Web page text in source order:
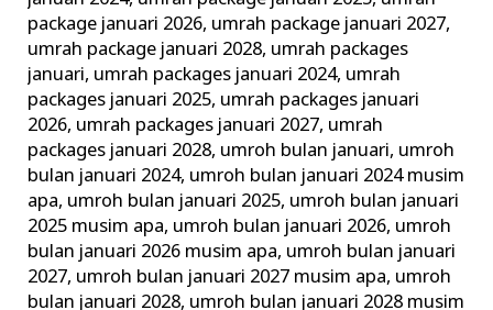
package januari 2026, umrah package januari 2027,
umrah package januari 2028, umrah packages
januari, umrah packages januari 2024, umrah
packages januari 2025, umrah packages januari
2026, umrah packages januari 2027, umrah
packages januari 2028, umroh bulan januari, umroh
bulan januari 2024, umroh bulan januari 2024 musim
apa, umroh bulan januari 2025, umroh bulan januari
2025 musim apa, umroh bulan januari 2026, umroh
bulan januari 2026 musim apa, umroh bulan januari
2027, umroh bulan januari 2027 musim apa, umroh
bulan januari 2028, umroh bulan januari 2028 musim